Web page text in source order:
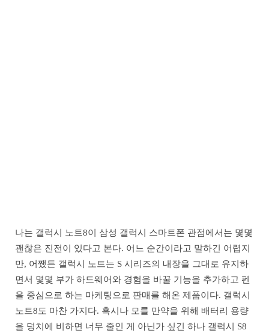
나는 갤럭시 노트8이 삼성 갤럭시 스마트폰 관점에서는 몇몇
괜찮은 진전이 있다고 본다. 어느 순간이라고 말하긴 어렵지
만, 어쨌든 갤럭시 노트는 S 시리즈의 내장을 그대로 유지하
면서 몇몇 부가 하드웨어와 경험을 바꿀 기능을 추가하고 펜
을 중심으로 하는 마케팅으로 판매를 해온 제품이다. 갤럭시
노트8도 마찬 가지다. 혹시나 모를 만약을 위해 배터리 용량
을 덩치에 비하면 너무 줄인 게 아닌가 싶긴 하나 갤럭시 S8